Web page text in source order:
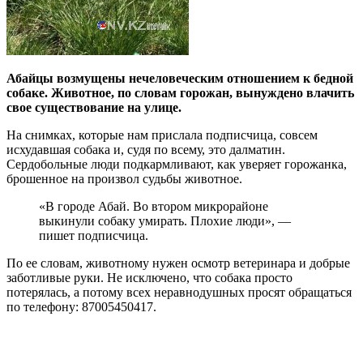
Абайцы возмущены нечеловеческим отношением к бедной
собаке. Животное, по словам горожан, вынуждено влачить
свое существование на улице.
На снимках, которые нам прислала подписчица, совсем
исхудавшая собака и, судя по всему, это далматин.
Сердобольные люди подкармливают, как уверяет горожанка,
брошенное на произвол судьбы животное.
«В городе Абай. Во втором микрорайоне
выкинули собаку умирать. Плохие люди», —
пишет подписчица.
По ее словам, животному нужен осмотр ветеринара и добрые
заботливые руки. Не исключено, что собака просто
потерялась, а потому всех неравнодушных просят обращаться
по телефону: 87005450417.